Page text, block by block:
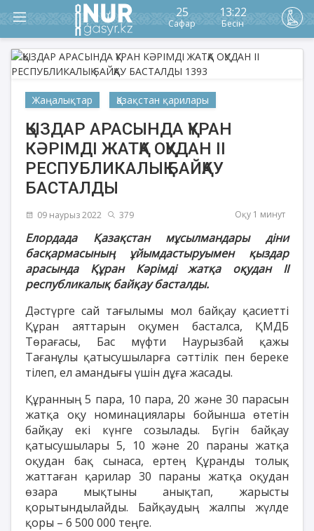
25
Сафар
13:22
Бесін
Жаңалықтар Қазақстан қарилары
ҚЫЗДАР АРАСЫНДА ҚҰРАН
КӘРІМДІ ЖАТҚА ОҚУДАН ІІ
РЕСПУБЛИКАЛЫҚ БАЙҚАУ
БАСТАЛДЫ
09 наурыз 2022 379 Оқу 1 минут
Елордада Қазақстан мұсылмандары діни
басқармасының ұйымдастыруымен қыздар
арасында Құран Кәрімді жатқа оқудан ІІ
республикалық байқау басталды.
Дәстүрге сай тағылымы мол байқау қасиетті
Құран аяттарын оқумен басталса, ҚМДБ
Төрағасы, Бас мүфти Наурызбай қажы
Тағанұлы қатысушыларға сәттілік пен береке
тілеп, ел амандығы үшін дұға жасады.
Құранның 5 пара, 10 пара, 20 және 30 парасын
жатқа оқу номинациялары бойынша өтетін
байқау екі күнге созылады. Бүгін байқау
қатысушылары 5, 10 және 20 параны жатқа
оқудан бақ сынаса, ертең Құранды толық
жаттаған қарилар 30 параны жатқа оқудан
өзара мықтыны анықтап, жарысты
қорытындылайды. Байқаудың жалпы жүлде
қоры – 6 500 000 теңге.